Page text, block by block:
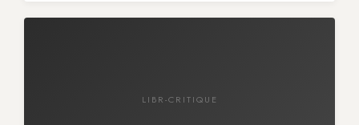
LIBR-CRITIQUE